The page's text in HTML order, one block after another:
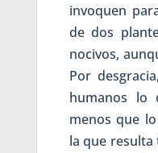
invoquen
de dos
nocivos,
Por
humanos lo
menos que
la que